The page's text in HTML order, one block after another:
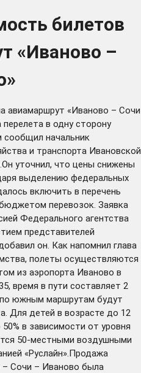
билетов
«Иваново –
авиамаршрут «Иваново – Сочи
в одну сторону
сообщил начальник
и транспорта Ивановской
уточнил, что цены снижены
выделению федеральных
включить в перечень
перевозок. Заявка
Федерального агентства
представителей
он. Как напомнил глава
полеты осуществляются
из аэропорта Иваново в
время в пути составляет 2
по южным маршрутам будут
Для детей в возрасте до 12
в зависимости от уровня
50-местными воздушными
«Руслайн».Продажа
Сочи – Иваново была